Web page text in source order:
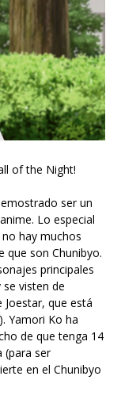
of the Night!
ser un
Lo especial
hay muchos
que son Chunibyo.
principales
visten de
Joestar, que está
Yamori Ko ha
de que tenga 14
(para ser
en el Chunibyo